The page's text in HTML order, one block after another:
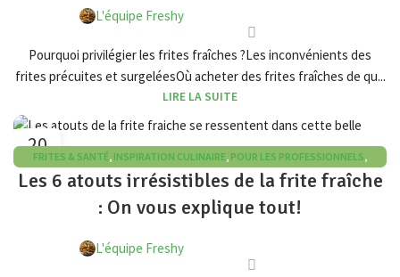
L'équipe Freshy
Pourquoi privilégier les frites fraîches ?Les inconvénients des
frites précuites et surgeléesOù acheter des frites fraîches de qu...
LIRE LA SUITE
20
MAR
FRITES & SANTÉ INSPIRATION CULINAIRE POUR LES PROFESSIONNELS
TENDANCES DU MARCHÉ
Les 6 atouts irrésistibles de la frite fraîche
: On vous explique tout!
L'équipe Freshy